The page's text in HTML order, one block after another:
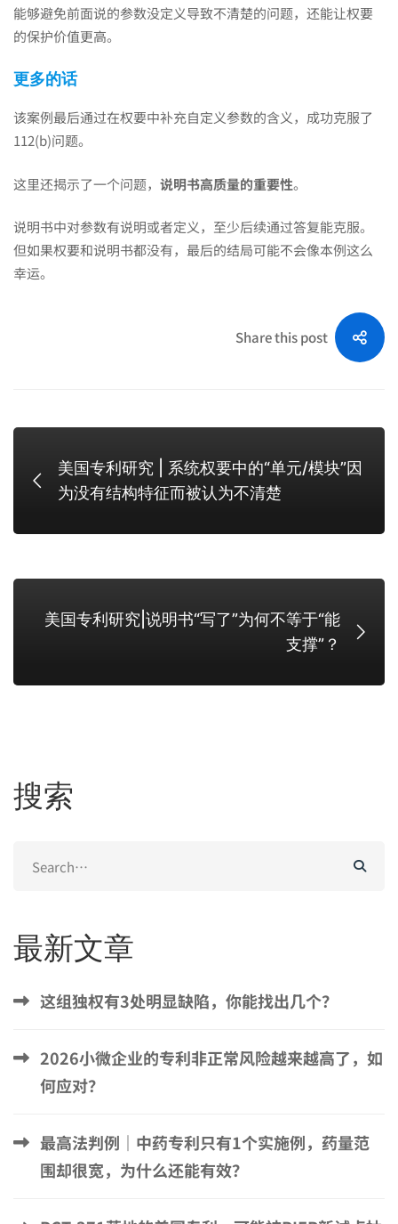
能够避免前面说的参数没定义导致不清楚的问题，还能让权要
的保护价值更高。
更多的话
该案例最后通过在权要中补充自定义参数的含义，成功克服了
112(b)问题。
这里还揭示了一个问题， 说明书高质量的重要性。
说明书中对参数有说明或者定义，至少后续通过答复能克服。
但如果权要和说明书都没有，最后的结局可能不会像本例这么
幸运。
Share this post
美国专利研究 | 系统权要中的“单元/模块”因
为没有结构特征而被认为不清楚
美国专利研究|说明书“写了”为何不等于“能
支撑”？
搜索
for:
最新文章
这组独权有3处明显缺陷，你能找出几个？
2026小微企业的专利非正常风险越来越高了，如
何应对？
最高法判例｜中药专利只有1个实施例，药量范
围却很宽，为什么还能有效？